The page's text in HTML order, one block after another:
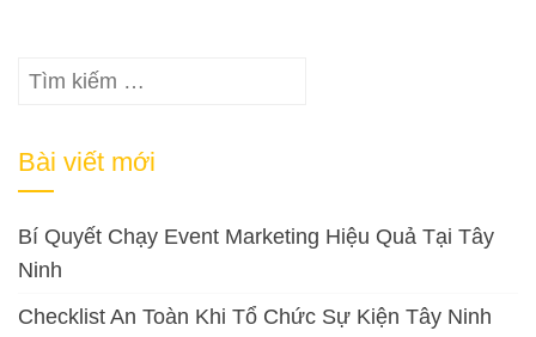
Tìm
Bài viết mới
Bí Quyết Chạy Event Marketing Hiệu Quả Tại Tây
Ninh
Checklist An Toàn Khi Tổ Chức Sự Kiện Tây Ninh